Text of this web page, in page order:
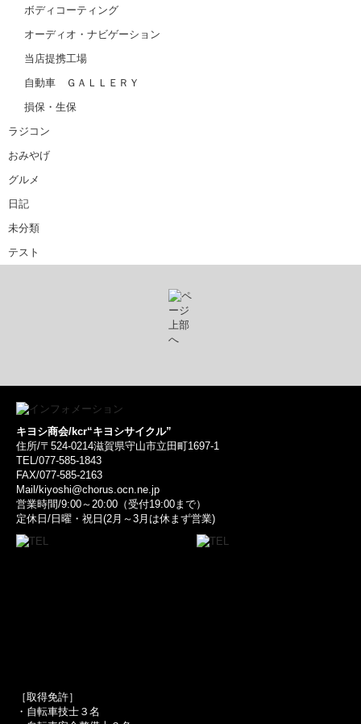
ボディコーティング
オーディオ・ナビゲーション
当店提携工場
自動車 ＧＡＬＬＥＲＹ
損保・生保
ラジコン
おみやげ
グルメ
日記
未分類
テスト
キヨシ商会/kcr“キヨシサイクル”
住所/〒524-0214滋賀県守山市立田町1697-1
TEL/077-585-1843
FAX/077-585-2163
Mail/kiyoshi@chorus.ocn.ne.jp
営業時間/9:00～20:00（受付19:00まで）
定休日/日曜・祝日(2月～3月は休まず営業)
［取得免許］
・自転車技士３名